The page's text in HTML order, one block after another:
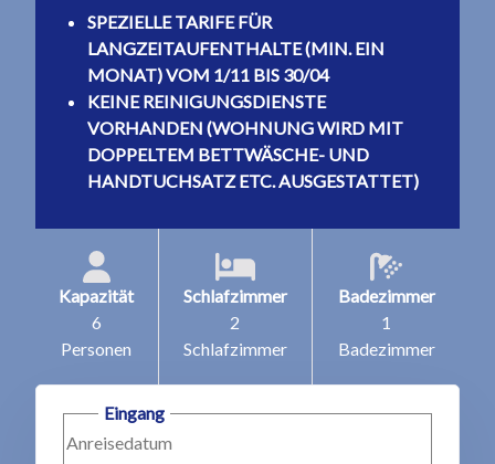
SPEZIELLE TARIFE FÜR
LANGZEITAUFENTHALTE (MIN. EIN
MONAT) VOM 1/11 BIS 30/04
KEINE REINIGUNGSDIENSTE
VORHANDEN (WOHNUNG WIRD MIT
DOPPELTEM BETTWÄSCHE- UND
HANDTUCHSATZ ETC. AUSGESTATTET)
Kapazität
6
Personen
Schlafzimmer
2
Schlafzimmer
Badezimmer
1
Badezimmer
Eingang